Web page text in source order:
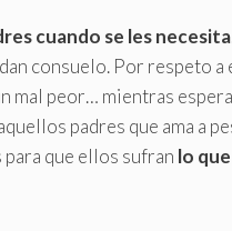
cuando se les necesita
consuelo. Por respeto a
mal peor… mientras
padres que ama a
para que ellos sufran lo